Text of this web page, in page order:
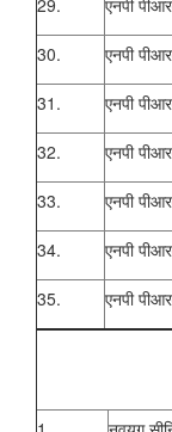
29. एनपी
30. एनपी
31. एनपी
32. एनपी
33. एनपी
34. एनपी
35. एनपी